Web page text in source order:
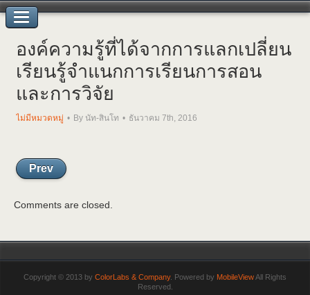
องค์ความรู้ที่ได้จากการแลกเปลี่ยน
เรียนรู้จำแนกการเรียนการสอน
และการวิจัย
ไม่มีหมวดหมู่ By นัท-สินโท ธันวาคม 7th, 2016
Prev
Comments are closed.
Copyright © 2013 by ColorLabs & Company. Powered by MobileViewAll Rights
Reserved.